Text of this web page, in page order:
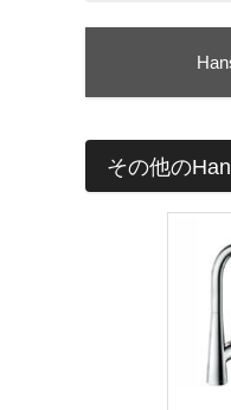
※下記フォーム
メールアドレ
その他の